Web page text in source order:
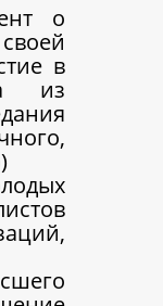
о
в
из